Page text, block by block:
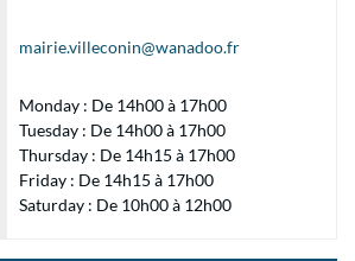
mairie.villeconin@wanadoo.fr
Monday : De 14h00 à 17h00
Tuesday : De 14h00 à 17h00
Thursday : De 14h15 à 17h00
Friday : De 14h15 à 17h00
Saturday : De 10h00 à 12h00